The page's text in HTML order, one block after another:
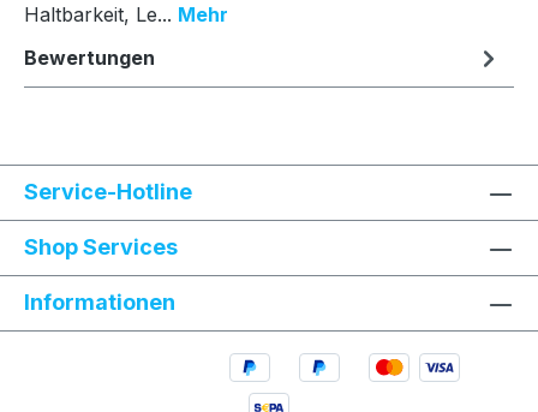
Haltbarkeit, Le... Mehr
Bewertungen
Service-Hotline
Shop Services
Informationen